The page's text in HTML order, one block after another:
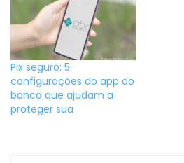
Pix seguro: 5
configurações do app do
banco que ajudam a
proteger sua